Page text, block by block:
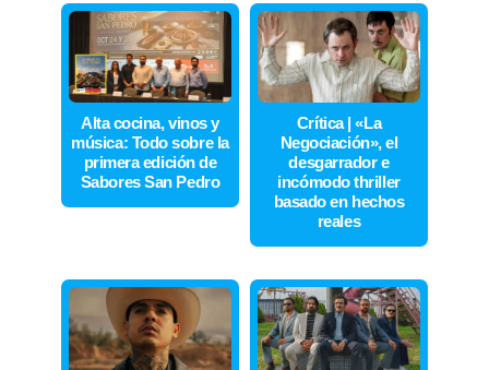
Alta cocina, vinos y
música: Todo sobre la
primera edición de
Sabores San Pedro
Crítica | «La
Negociación», el
desgarrador e
incómodo thriller
basado en hechos
reales